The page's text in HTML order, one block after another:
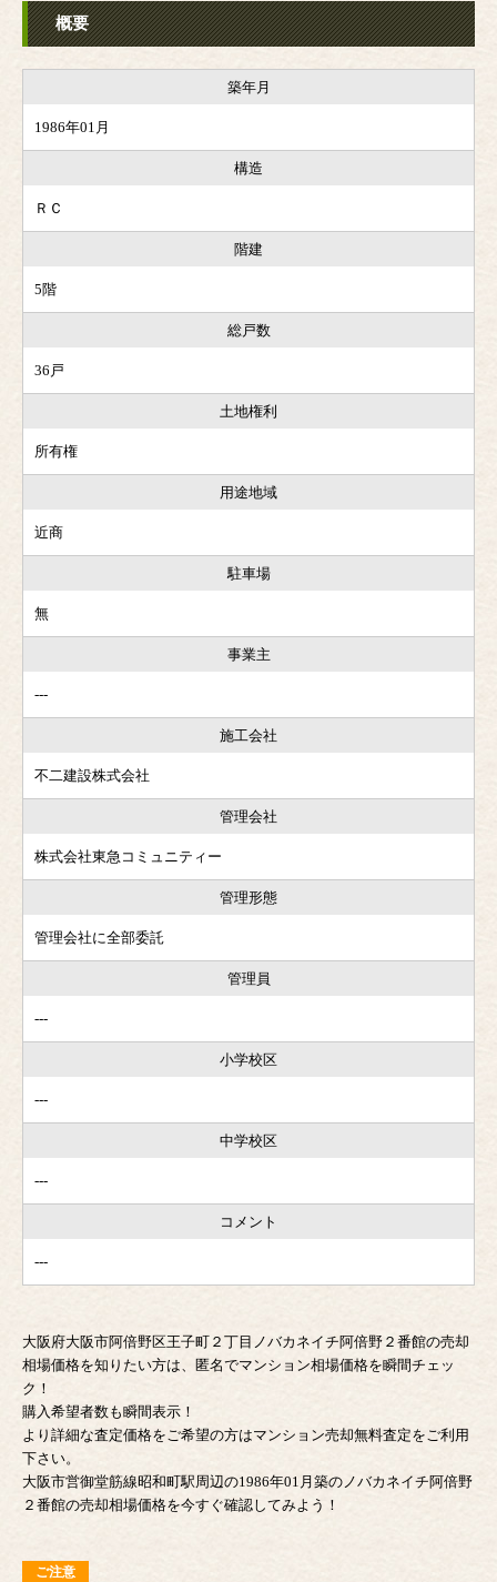
概要
築年月
1986年01月
構造
ＲＣ
階建
5階
総戸数
36戸
土地権利
所有権
用途地域
近商
駐車場
無
事業主
---
施工会社
不二建設株式会社
管理会社
株式会社東急コミュニティー
管理形態
管理会社に全部委託
管理員
---
小学校区
---
中学校区
---
コメント
---
大阪府大阪市阿倍野区王子町２丁目ノバカネイチ阿倍野２番館の売却
相場価格を知りたい方は、匿名でマンション相場価格を瞬間チェッ
ク！
購入希望者数も瞬間表示！
より詳細な査定価格をご希望の方はマンション売却無料査定をご利用
下さい。
大阪市営御堂筋線昭和町駅周辺の1986年01月築のノバカネイチ阿倍野
２番館の売却相場価格を今すぐ確認してみよう！
ご注意